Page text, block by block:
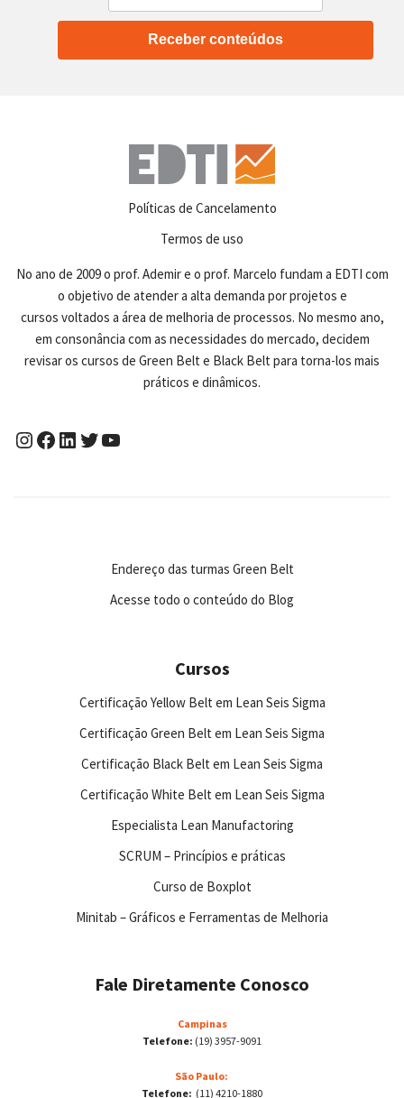
Receber conteúdos
Políticas de Cancelamento
Termos de uso
No ano de 2009 o prof. Ademir e o prof. Marcelo fundam a EDTI com
o objetivo de atender a alta demanda por projetos e
cursos voltados a área de melhoria de processos. No mesmo ano,
em consonância com as necessidades do mercado, decidem
revisar os cursos de Green Belt e Black Belt para torna-los mais
práticos e dinâmicos.
Endereço das turmas Green Belt
Acesse todo o conteúdo do Blog
Cursos
Certificação Yellow Belt em Lean Seis Sigma
Certificação Green Belt em Lean Seis Sigma
Certificação Black Belt em Lean Seis Sigma
Certificação White Belt em Lean Seis Sigma
Especialista Lean Manufactoring
SCRUM – Princípios e práticas
Curso de Boxplot
Minitab – Gráficos e Ferramentas de Melhoria
Fale Diretamente Conosco
Campinas
Telefone: (19) 3957-9091
São Paulo:
Telefone: (11) 4210-1880